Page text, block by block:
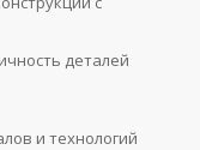
деталей
и технологий